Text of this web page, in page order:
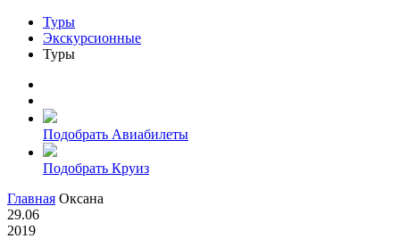
Туры
Экскурсионные
Туры
Подобрать Авиабилеты
Подобрать Круиз
Главная Оксана
29.06
2019